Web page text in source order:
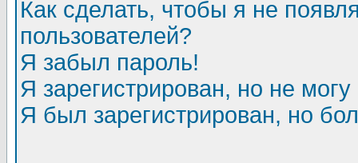
Как сделать, чтобы я не
пользователей?
Я забыл пароль!
Я зарегистрирован, но не могу
Я был зарегистрирован, но